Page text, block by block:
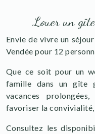
Louer un
Envie de vivre un
Vendée pour 12
Que ce soit pour un
famille dans un gîte
vacances prolongées,
favoriser la
Consultez les